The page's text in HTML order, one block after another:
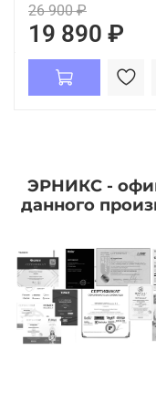
26 900 ₽
19 890 ₽
ЭРНИКС -
данного